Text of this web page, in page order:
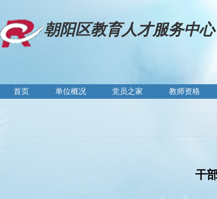
朝阳区教育人才服务中心
首页 单位概况 党员之家 教师资格
干